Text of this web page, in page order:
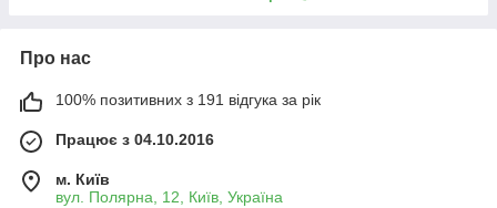
Про нас
100% позитивних з 191 відгука за рік
Працює з 04.10.2016
м. Київ
вул. Полярна, 12, Київ, Україна